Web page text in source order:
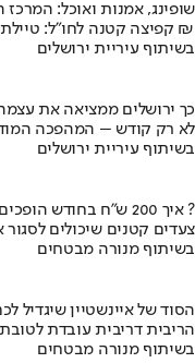
שופינג, אמנות ואוכל:
קפיצה קטנה לחו"ל: טיילת חדשה, מיצגי אמנות, וכיכרות משופצות בהשקעה של 100 מיליון ₪
בשיתוף עיריית ירושלים
כך ירושלים ממציאה את
לא רק קודש – המהפכה
בשיתוף עיריית ירושלים
איך 200 ש"ח בחודש הופכים ל140 אלף ?
צעדים קטנים שיכולים לסגור
בשיתוף מנורה מבטחים
הסוד של איינשטיין שיגדיל
הריבית דריבית עובדת
בשיתוף מנורה מבטחים